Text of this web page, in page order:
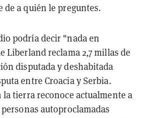
de a quién le preguntes.
podría decir "nada en
Liberland reclama 2,7 millas de
disputada y deshabitada
entre Croacia y Serbia.
tierra reconoce actualmente a
autoproclamadas